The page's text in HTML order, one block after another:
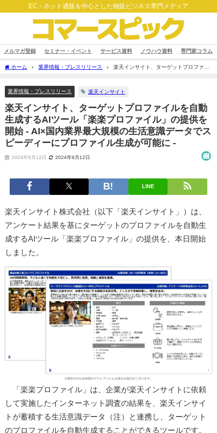
EC・ネット通販を中心とした物販ビジネス専門メディア
メルマガ登録 セミナー・イベント サービス資料 ノウハウ資料 専門家コラム
ホーム 業界情報・プレスリリース
楽天インサイト、ターゲットプロファイ
業界情報・プレスリリース
楽天インサイト
楽天インサイト、ターゲットプロファイルを自動
生成するAIツール「楽楽プロファイル」の提供を
開始 - AI×国内業界最大規模の生活意識データでス
ピーディーにプロファイル生成が可能に -
2024年9月12日 2024年9月12日
LINE
楽天インサイト株式会社（以下「楽天インサイト」）は、
アンケート結果を基にターゲットのプロファイルを自動生
成するAIツール「楽楽プロファイル」の提供を、本日開始
しました。
「楽楽プロファイル」は、企業が楽天インサイトに依頼
して実施したインターネット調査の結果を、楽天インサイ
トが蓄積する生活意識データ（注）と連携し、ターゲット
のプロファイルを自動生成することができるツールです。